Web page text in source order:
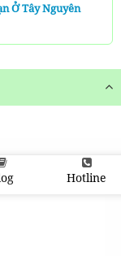
Ở Tây Nguyên
Hotline